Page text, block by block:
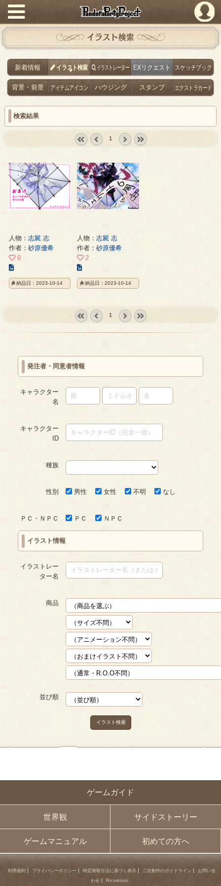
PandoraPartyProject
ゲームガイド
世界観 サイドストーリー
ゲームマニュアル 初めての方へ
イラスト検索
新着情報 イラスト検索 イラストレーター EXリクエスト スケッチブック
背景・前景 アイテムアイコン ハウジング スタンプ エクストラカード
検索結果
1
人物： 志屍 志
作者： 砂原優希
0
の
イ
ジ
納品日：2023-10-14
人物：志屍 志
作者：砂原優希
2
の
イ
ト
ジ
納品日：2023-10-14
1
発注者・同意者情報
キャラクター
名
キャラクター
ID
種族
性別 男性 女性 不明 なし
ＰＣ・ＮＰＣ ＰＣ ＮＰＣ
イラスト情報
イラストレー
ター名
商品
並び順
イラスト検索
利用規約 プライバシーポリシー 特定商取引法に基づく表示 二次創作のガイドライン
お問い合
わせ
Re:version